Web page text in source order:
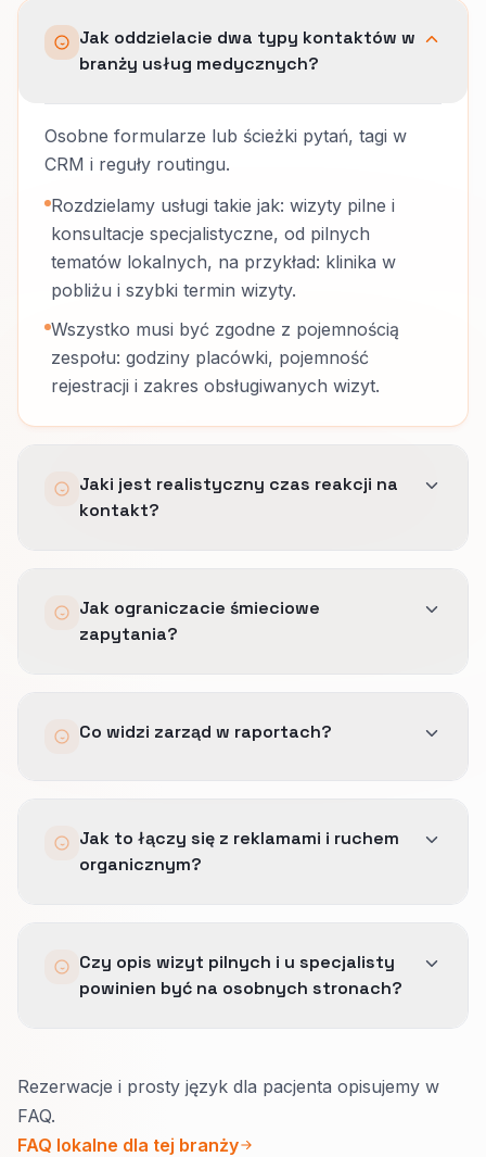
Jak oddzielacie dwa typy kontaktów w
branży usług medycznych?
Osobne formularze lub ścieżki pytań, tagi w
CRM i reguły routingu.
Rozdzielamy usługi takie jak: wizyty pilne i
konsultacje specjalistyczne, od pilnych
tematów lokalnych, na przykład: klinika w
pobliżu i szybki termin wizyty.
Wszystko musi być zgodne z pojemnością
zespołu: godziny placówki, pojemność
rejestracji i zakres obsługiwanych wizyt.
Jaki jest realistyczny czas reakcji na
kontakt?
Ustalamy SLA, które da się utrzymać,
pilne i konsultacje specjalistyczne.
Jak ograniczacie śmieciowe
zapytania?
jaśniejsze oczekiwania w komunikacie oraz
Co widzi zarząd w raportach?
kontaktów.
Jak to łączy się z reklamami i ruchem
organicznym?
kontaktu obowiązują w tym systemie, w SEO i w
SEO lokalnym, żeby żaden kanał nie chował się
Czy opis wizyt pilnych i u specjalisty
powinien być na osobnych stronach?
Strona pilna potrzebuje dzisiejszych godzin, jak
szybko przyjmujecie i co uznajecie za pilne.
Rezerwacje i prosty język dla pacjenta opisujemy w
FAQ.
FAQ lokalne dla tej branży